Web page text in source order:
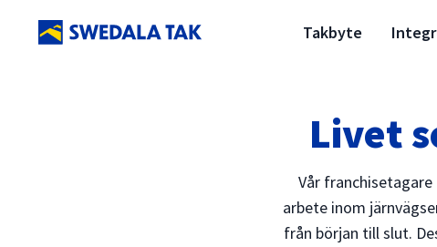
Takbyte
Livet
Vår
arbete inom
från början till slut.